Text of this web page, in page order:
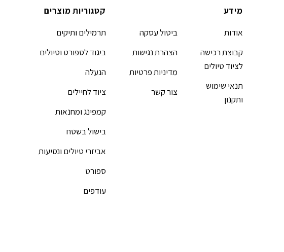
מידע
אודות
קבוצת רכישה
לציוד טיולים
תנאי שימוש
ותקנון
ביטול עסקה
הצהרת נגישות
מדיניות פרטיות
צור קשר
קטגוריות מוצרים
תרמילים ותיקים
ביגוד לספורט וטיולים
הנעלה
ציוד לחיילים
קמפינג ומחנאות
בישול בשטח
אביזרי טיולים ונסיעות
ספורט
עודפים